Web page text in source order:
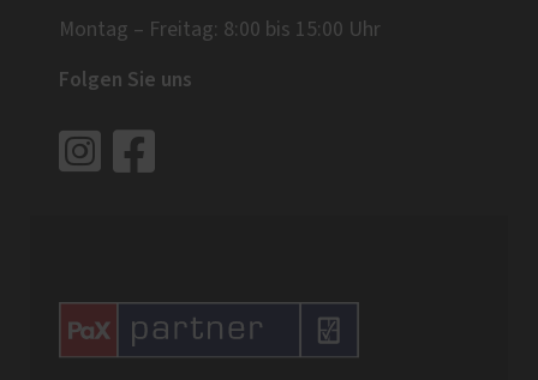
Montag – Freitag: 8:00 bis 15:00 Uhr
Folgen Sie uns